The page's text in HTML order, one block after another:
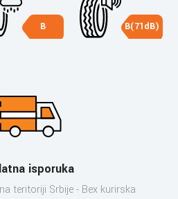
B B(71dB)
isporuka
teritoriji Srbije - Bex kurirska